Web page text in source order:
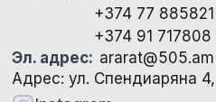
+374 77 885821
+374 91 717808
Эл. адрес: ararat@505.am
Адрес: ул. Спендиаряна